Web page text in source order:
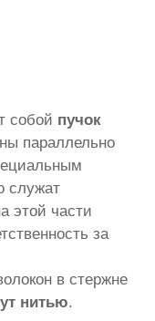
собой пучок
параллельно
служат
этой части
за
в стержне
нитью.